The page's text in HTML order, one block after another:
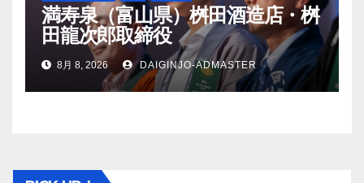
満寿泉（富山県）桝田酒造店・桝
田龍次郎取締役
8月 8, 2026 DAIGINJO-ADMASTER